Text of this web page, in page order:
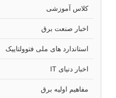
کلاس آموزشی
اخبار صنعت برق
استاندارد های ملی فتوولتاییک
اخبار دنیای IT
مفاهیم اولیه برق